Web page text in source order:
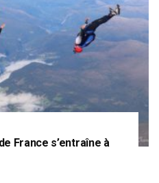
France s’entraîne à